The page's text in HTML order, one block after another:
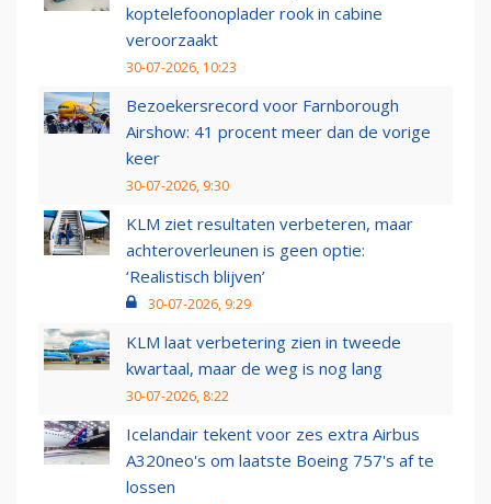
koptelefoonoplader rook in cabine
veroorzaakt
30-07-2026, 10:23
Bezoekersrecord voor Farnborough
Airshow: 41 procent meer dan de vorige
keer
30-07-2026, 9:30
KLM ziet resultaten verbeteren, maar
achteroverleunen is geen optie:
‘Realistisch blijven’
30-07-2026, 9:29
KLM laat verbetering zien in tweede
kwartaal, maar de weg is nog lang
30-07-2026, 8:22
Icelandair tekent voor zes extra Airbus
A320neo's om laatste Boeing 757's af te
lossen